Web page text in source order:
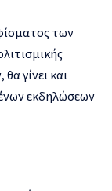
των
γίνει και
εκδηλώσεων